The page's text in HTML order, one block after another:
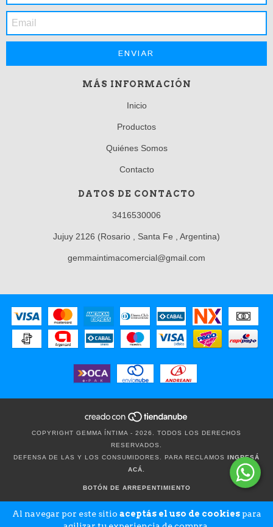
Al navegar por este sitio aceptás el uso de cookiespara
MÁS INFORMACIÓN
Inicio
Productos
Quiénes Somos
Contacto
DATOS DE CONTACTO
3416530006
Jujuy 2126 (Rosario , Santa Fe , Argentina)
gemmaintimacomercial@gmail.com
COPYRIGHT GEMMA ÍNTIMA - 2026. TODOS LOS DERECHOS
RESERVADOS.
DEFENSA DE LAS Y LOS CONSUMIDORES. PARA RECLAMOS INGRESÁ
ACÁ.
BOTÓN DE ARREPENTIMIENTO